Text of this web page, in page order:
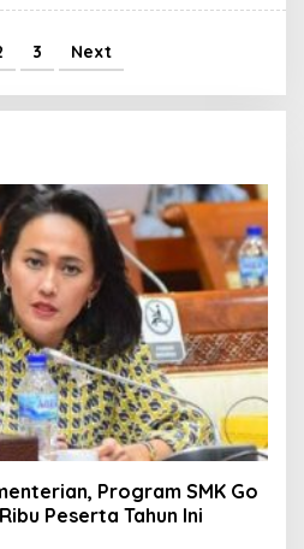
3 Next
Program SMK Go
Peserta Tahun Ini